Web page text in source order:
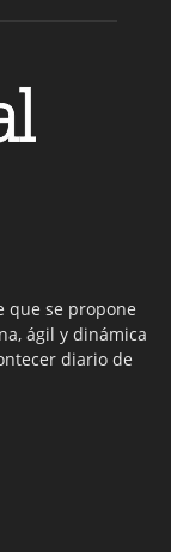
que se propone
ágil y dinámica
diario de